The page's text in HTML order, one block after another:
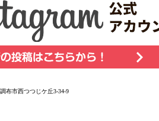
布市西つつじケ丘3-34-9